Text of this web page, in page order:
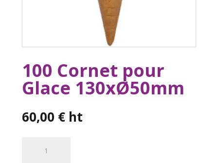
100 Cornet pour
Glace 130xØ50mm
60,00 € ht